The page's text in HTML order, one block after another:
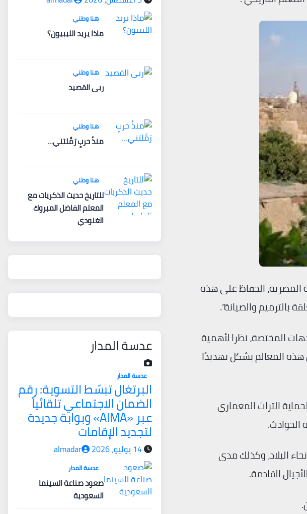
المصرية، الحفاظ على هذه
بالترميم والصيانة”.
المختصة، نظرا لأهمية
هذه المعالم يشكل تهديدًا
التراث المعماري
الحوادث.
البلاد، وكذلك مدى
القادمة.
هنا وطني
ماذا يريد الليبيون؟
هنا وطني
ربى القصيد
هنا وطني
منذُ حربٍ رَمَّلتني…
هنا وطني
للتاريخ حديث الذكريات مع
المعلم الفاضل المبروك
الغنودي
عدسة المدار
عدسة المدار
البرتغال تبسّط التسوية: رقم
الضمان الاجتماعي تلقائياً
عبر «AIMA» وبوابة جديدة
لتجديد الإقامات
14 يوليو، 2026 almadar
عدسة المدار
صعود صناعة السينما
السعودية